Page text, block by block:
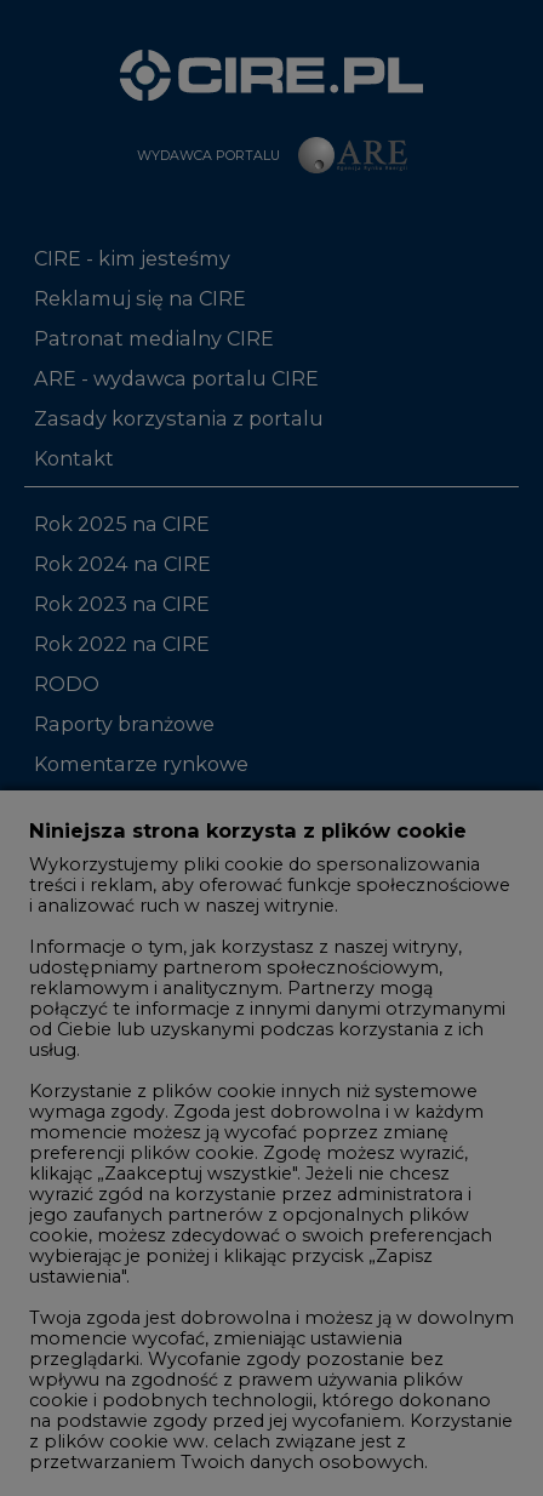
WYDAWCA PORTALU
CIRE - kim jesteśmy
Reklamuj się na CIRE
Patronat medialny CIRE
ARE - wydawca portalu CIRE
Zasady korzystania z portalu
Kontakt
Rok 2025 na CIRE
Rok 2024 na CIRE
Rok 2023 na CIRE
Rok 2022 na CIRE
RODO
Raporty branżowe
Komentarze rynkowe
Zmiany kadrowe na rynku
Studio CIRE
Rozmowy o energetyce
Gospodarka
Geopolityka
LTE450
Innowacje i AI
Telekomunikacja i IT
Handel emisjami CO2
Wodór
Górnictwo
Atom
Fotowoltaika
Offshore wind
Niniejsza strona korzysta z plików cookie
Wykorzystujemy pliki cookie do spersonalizowania
treści i reklam, aby oferować funkcje społecznościowe
i analizować ruch w naszej witrynie.
Informacje o tym, jak korzystasz z naszej witryny,
udostępniamy partnerom społecznościowym,
reklamowym i analitycznym. Partnerzy mogą
połączyć te informacje z innymi danymi otrzymanymi
od Ciebie lub uzyskanymi podczas korzystania z ich
usług.
Korzystanie z plików cookie innych niż systemowe
wymaga zgody. Zgoda jest dobrowolna i w każdym
momencie możesz ją wycofać poprzez zmianę
preferencji plików cookie. Zgodę możesz wyrazić,
klikając „Zaakceptuj wszystkie". Jeżeli nie chcesz
wyrazić zgód na korzystanie przez administratora i
jego zaufanych partnerów z opcjonalnych plików
cookie, możesz zdecydować o swoich preferencjach
wybierając je poniżej i klikając przycisk „Zapisz
ustawienia".
Twoja zgoda jest dobrowolna i możesz ją w dowolnym
momencie wycofać, zmieniając ustawienia
przeglądarki. Wycofanie zgody pozostanie bez
wpływu na zgodność z prawem używania plików
cookie i podobnych technologii, którego dokonano
na podstawie zgody przed jej wycofaniem. Korzystanie
z plików cookie ww. celach związane jest z
przetwarzaniem Twoich danych osobowych.